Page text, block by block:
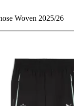
Woven 2025/26